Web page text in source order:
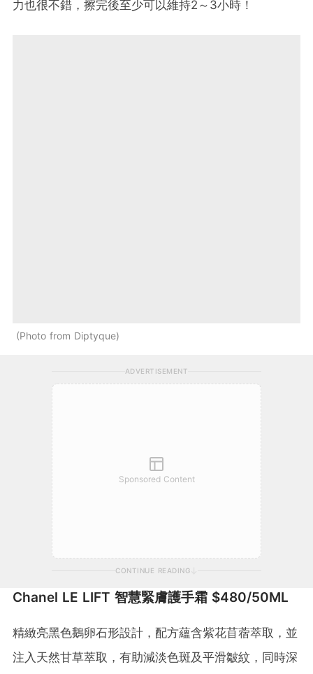
力也很不錯，擦完後至少可以維持2～3小時！
Photo from Diptyque
ADVERTISEMENT
Sponsored Content
CONTINUE READING
Chanel LE LIFT 智慧緊膚護手霜 $480/50ML
精緻亮黑色鵝卵石形設計，配方蘊含紫花苜蓿萃取，並
注入天然甘草萃取，有助減淡色斑及平滑皺紋，同時深